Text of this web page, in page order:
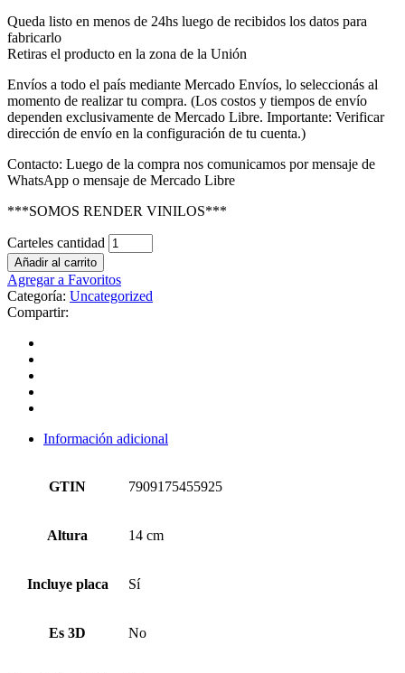
Queda listo en menos de 24hs luego de recibidos los datos para
fabricarlo
Retiras el producto en la zona de la Unión
Envíos a todo el país mediante Mercado Envíos, lo seleccionás al
momento de realizar tu compra. (Los costos y tiempos de envío
dependen exclusivamente de Mercado Libre. Importante: Verificar
dirección de envío en la configuración de tu cuenta.)
Contacto: Luego de la compra nos comunicamos por mensaje de
WhatsApp o mensaje de Mercado Libre
***SOMOS RENDER VINILOS***
Carteles cantidad
Añadir al carrito
Agregar a Favoritos
Categoría: Uncategorized
Compartir:
Información adicional
GTIN 7909175455925
Altura 14 cm
Incluye placa Sí
Es 3D No